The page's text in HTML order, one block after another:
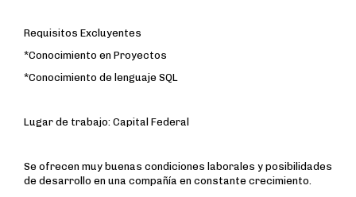
Requisitos Excluyentes
*Conocimiento en Proyectos
*Conocimiento de lenguaje SQL
Lugar de trabajo: Capital Federal
Se ofrecen muy buenas condiciones laborales y posibilidades
de desarrollo en una compañía en constante crecimiento.